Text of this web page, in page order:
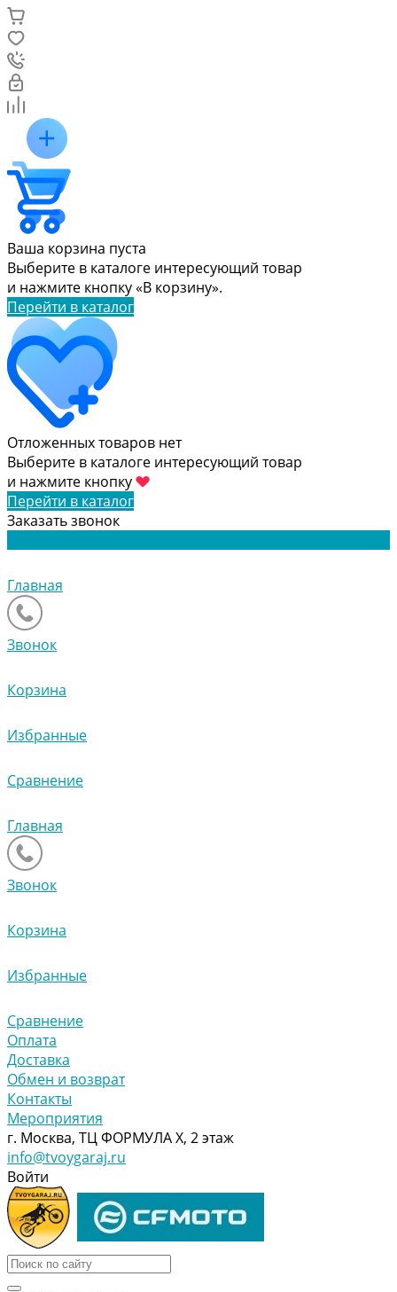
Ваша корзина пуста
Выберите в каталоге интересующий товар
и нажмите кнопку «В корзину».
Перейти в каталог
Отложенных товаров нет
Выберите в каталоге интересующий товар
и нажмите кнопку
Перейти в каталог
Заказать звонок
Главная
Звонок
Корзина
Избранные
Сравнение
Главная
Звонок
Корзина
Избранные
Сравнение
Оплата
Доставка
Обмен и возврат
Контакты
Мероприятия
г. Москва, ТЦ ФОРМУЛА Х, 2 этаж
info@tvoygaraj.ru
Войти